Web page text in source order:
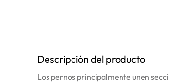
Descripción del producto
Los pernos principalmente unen